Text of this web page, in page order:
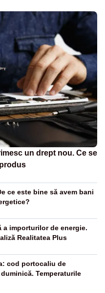
un drept nou. Ce se
ce este bine să avem bani
a importurilor de energie.
Realitatea Plus
cod portocaliu de
Temperaturile